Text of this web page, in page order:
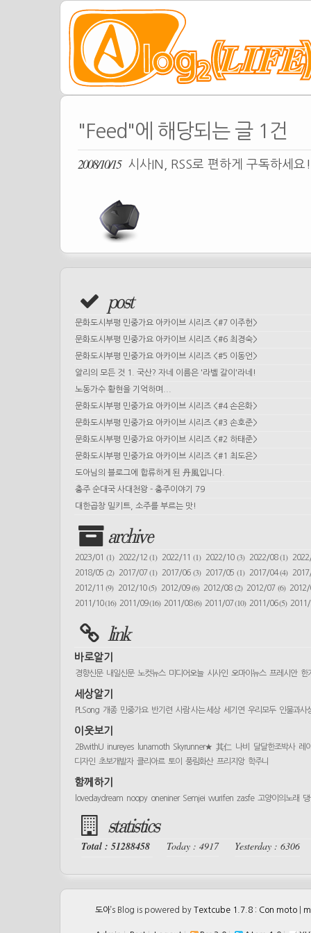
"Feed"에 해당되는 글 1건
2008/10/15 시사IN, RSS로 편하게 구독하세
post
문화도시부평 민중가요 아카이브 시리즈 <#7 이주헌>
문화도시부평 민중가요 아카이브 시리즈 <#6 최경숙>
문화도시부평 민중가요 아카이브 시리즈 <#5 이동언>
알리의 모든 것 1. 국산? 자네 이름은 '라벨 갈이'라네!
노동가수 황현을 기억하며...
문화도시부평 민중가요 아카이브 시리즈 <#4 손은화>
문화도시부평 민중가요 아카이브 시리즈 <#3 손호준>
문화도시부평 민중가요 아카이브 시리즈 <#2 하태준>
문화도시부평 민중가요 아카이브 시리즈 <#1 최도은>
도아님의 블로그에 합류하게 된 丹風입니다.
충주 순대국 사대천왕 - 충주이야기 79
대한곱창 밀키트, 소주를 부르는 맛!
archive
2023/01 (1) 2022/12(1) 2022/11(1) 2022/10 (3) 2022/08(1)
2018/05 (2) 2017/07(1) 2017/06(3) 2017/05 (1) 2017/04(4)
2012/11(9) 2012/10(5) 2012/09(6) 2012/08 (2) 2012/07 (6)
2011/10(16) 2011/09(16) 2011/08(6) 2011/07(10) 2011/06(5)
link
바로알기
경향신문 내일신문 노컷뉴스 미디어오늘 시사인 오마이뉴스 프레시안 한
세상알기
PLSong 개종 민중가요 반기련 사람 사는 세상 세기연 우리모두 인물과사
이웃보기
2BwithU inureyes lunamoth Skyrunner★ 其仁 나비 달달한조박사 레
디자인 초보개발자 클리아르 토이 풍림화산 프리지앙 학주니
함께하기
lovedaydream noopy oneniner Semjei wurifen zasfe 고양이의노래
statistics
Total : 51288458 Today : 4917 Yesterday : 6306
도아’s Blog is powered by Textcube 1.7.8 : Con moto